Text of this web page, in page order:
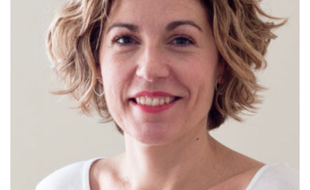
Contacto
Cómo Colaborar